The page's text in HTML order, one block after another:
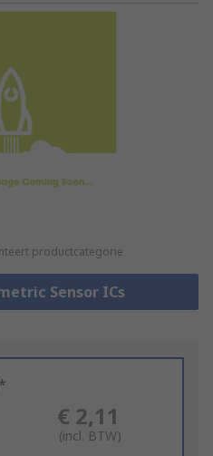
productcategorie
Sensor ICs
€ 2,11
(incl. BTW)